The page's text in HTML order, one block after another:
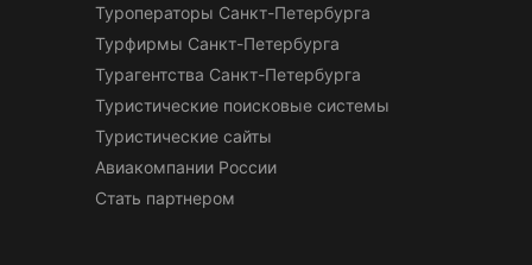
Туроператоры Санкт-Петербурга
Турфирмы Санкт-Петербурга
Турагентства Санкт-Петербурга
Туристические поисковые системы
Туристические сайты
Авиакомпании России
Стать партнером